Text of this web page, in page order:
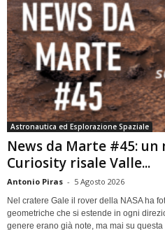
Astronautica ed Esplorazione Spaziale
News da Marte #45:
Curiosity risale Valle...
Antonio Piras - 5 Agosto 2026
Nel cratere Gale il rover della NASA ha
geometriche che si estende in ogni
genere erano già note, ma mai su